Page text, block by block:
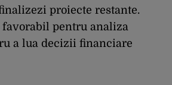
proiecte restante.
favorabil pentru analiza
a lua decizii financiare